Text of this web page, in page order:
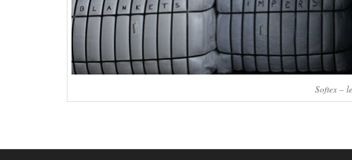
Softex –